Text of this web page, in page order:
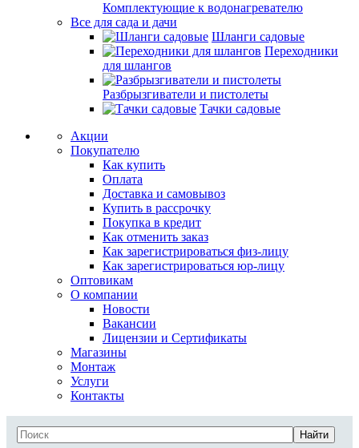
Комплектующие к водонагревателю
Все для сада и дачи
Шланги садовые
Переходники
для шлангов
Разбрызгиватели и пистолеты
Тачки садовые
Акции
Покупателю
Как купить
Оплата
Доставка и самовывоз
Купить в рассрочку
Покупка в кредит
Как отменить заказ
Как зарегистрироваться физ-лицу
Как зарегистрироваться юр-лицу
Оптовикам
О компании
Новости
Вакансии
Лицензии и Сертификаты
Магазины
Монтаж
Услуги
Контакты
Найти